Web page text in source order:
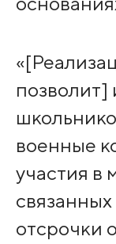
позволит]
военные
участия в
отсрочки